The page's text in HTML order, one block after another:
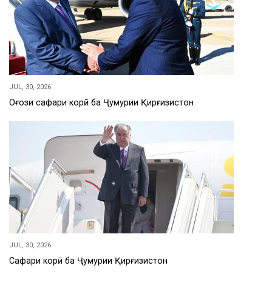
JUL, 30, 2026
Оғози сафари корӣ ба Ҷумҳурии Қирғизистон
JUL, 30, 2026
Сафари корӣ ба Ҷумҳурии Қирғизистон